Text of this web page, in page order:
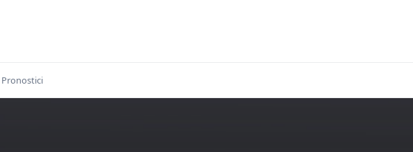
Pronostici